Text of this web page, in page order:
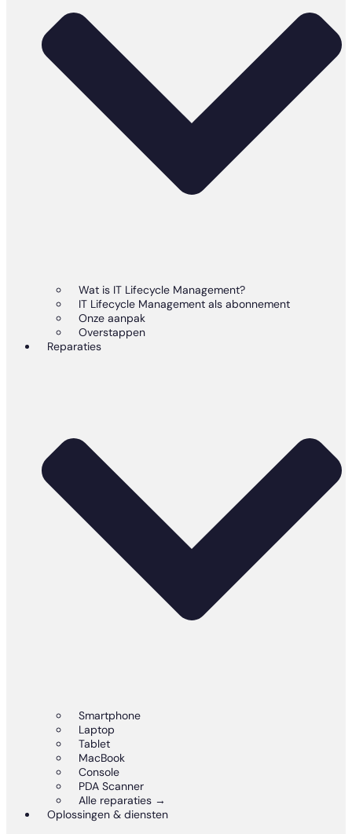
Wat is IT Lifecycle Management?
IT Lifecycle Management als abonnement
Onze aanpak
Overstappen
Reparaties
Smartphone
Laptop
Tablet
MacBook
Console
PDA Scanner
Alle reparaties →
Oplossingen & diensten